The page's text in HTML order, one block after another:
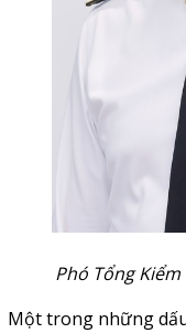
Phó Tổng
Một trong những